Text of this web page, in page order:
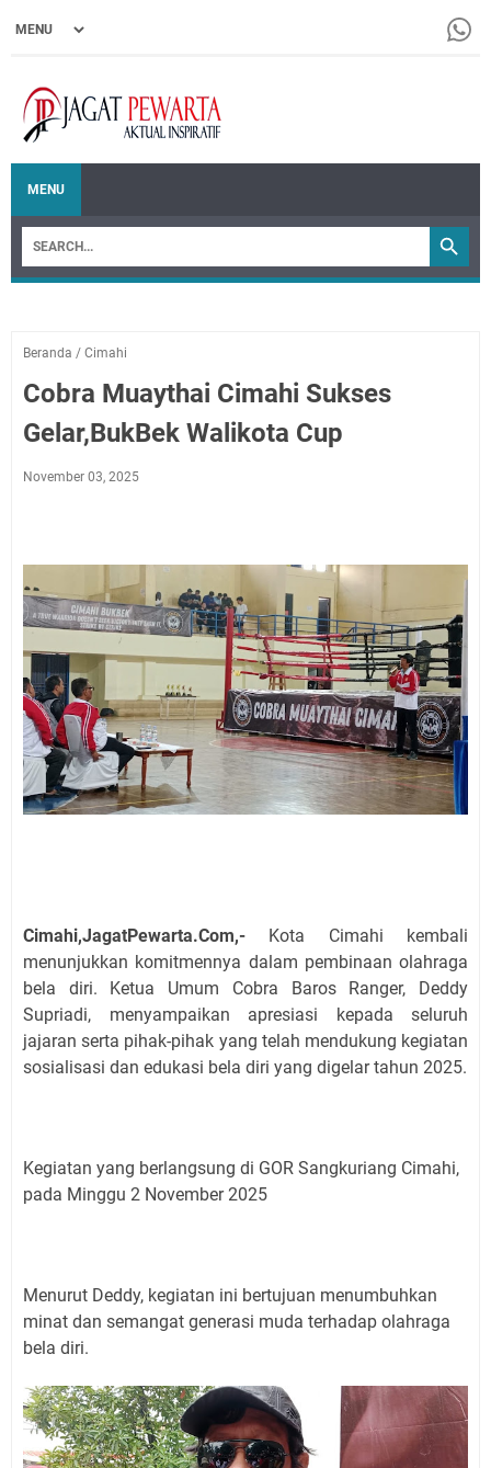
MENU
Beranda / Cimahi
Cobra Muaythai Cimahi Sukses
Gelar,BukBek Walikota Cup
November 03, 2025
Cimahi,JagatPewarta.Com,- Kota Cimahi kembali
menunjukkan komitmennya dalam pembinaan olahraga
bela diri. Ketua Umum Cobra Baros Ranger, Deddy
Supriadi, menyampaikan apresiasi kepada seluruh
jajaran serta pihak-pihak yang telah mendukung kegiatan
sosialisasi dan edukasi bela diri yang digelar tahun 2025.
Kegiatan yang berlangsung di GOR Sangkuriang Cimahi,
pada Minggu 2 November 2025
Menurut Deddy, kegiatan ini bertujuan menumbuhkan
minat dan semangat generasi muda terhadap olahraga
bela diri.